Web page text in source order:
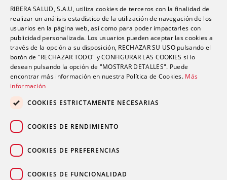
Actualidad
Patrocinadores de Filarmónica de Gijón
RIBERA SALUD, S.A.U, utiliza cookies de terceros con la finalidad de
realizar un análisis estadístico de la utilización de navegación de los
usuarios en la página web, así como para poder impactarles con
publicidad personalizada. Los usuarios pueden aceptar las cookies a
través de la opción a su disposición, RECHAZAR SU USO pulsando el
botón de "RECHAZAR TODO" y CONFIGURAR LAS COOKIES si lo
desean pulsando la opción de "MOSTRAR DETALLES". Puede
encontrar más información en nuestra Política de Cookies. Más
información
COOKIES ESTRICTAMENTE NECESARIAS
COOKIES DE RENDIMIENTO
COOKIES DE PREFERENCIAS
COOKIES DE FUNCIONALIDAD